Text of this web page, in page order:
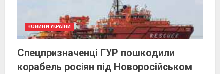
НОВИНИ УКРАЇНИ
Спецпризначенці ГУР пошкодили
корабель росіян під Новоросійськом